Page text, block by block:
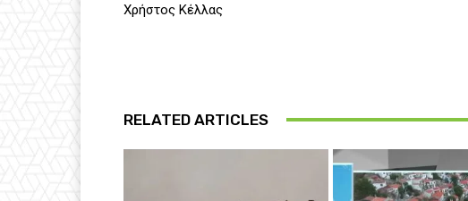
Χρήστος Κέλλας
RELATED ARTICLES